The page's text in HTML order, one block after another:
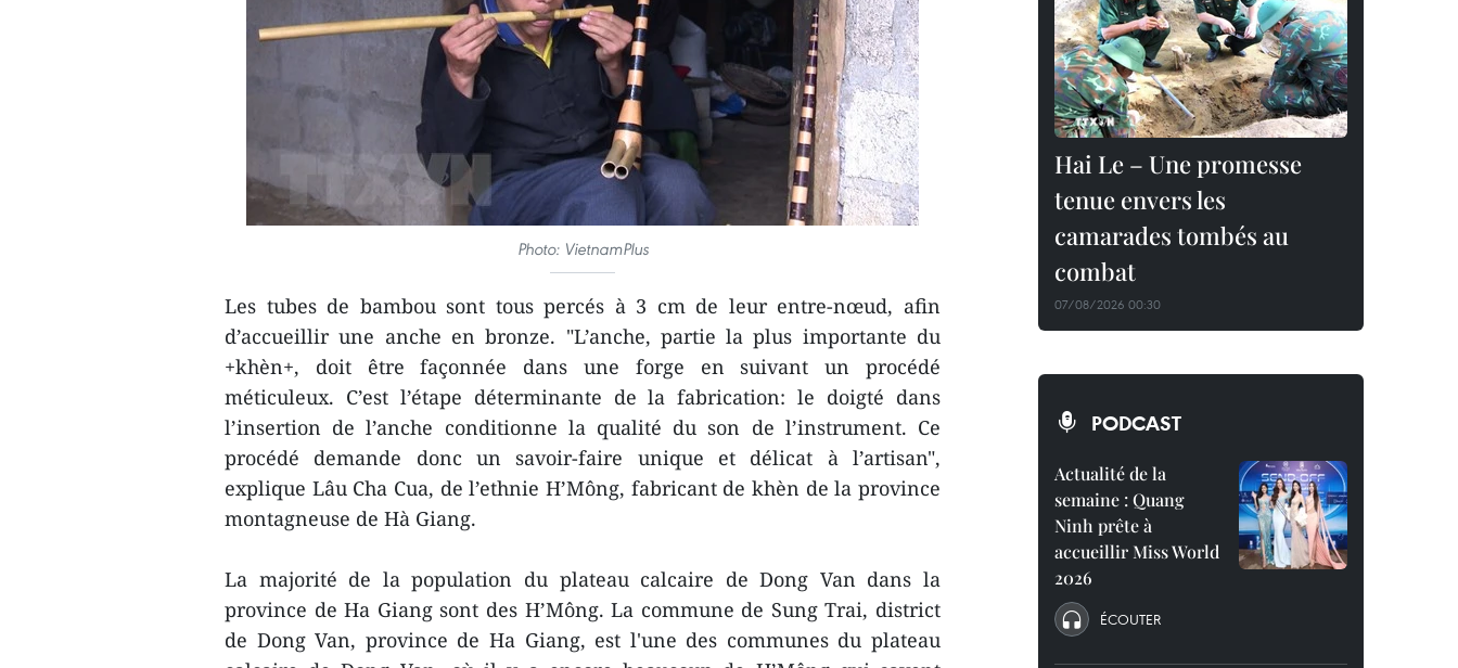
Photo: VietnamPlus
Les tubes de bambou sont tous percés à 3 cm de leur entre-nœud, afin
d’accueillir une anche en bronze. "L’anche, partie la plus importante du
+khèn+, doit être façonnée dans une forge en suivant un procédé
méticuleux. C’est l’étape déterminante de la fabrication: le doigté dans
l’insertion de l’anche conditionne la qualité du son de l’instrument. Ce
procédé demande donc un savoir-faire unique et délicat à l’artisan",
explique Lâu Cha Cua, de l’ethnie H’Mông, fabricant de khèn de la province
montagneuse de Hà Giang.
La majorité de la population du plateau calcaire de Dong Van dans la
province de Ha Giang sont des H’Mông. La commune de Sung Trai, district
de Dong Van, province de Ha Giang, est l'une des communes du plateau
Hai Le – Une promesse
tenue envers les
camarades tombés au
combat
07/08/2026 00:30
PODCAST
Actualité de la
semaine : Quang
Ninh prête à
accueillir Miss World
2026
ÉCOUTER